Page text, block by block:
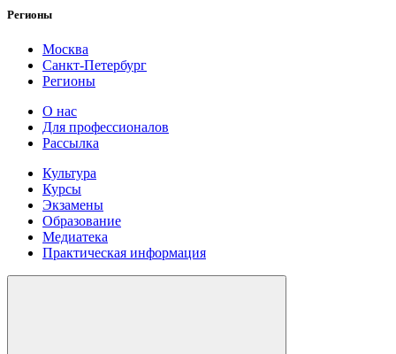
Регионы
Москва
Санкт-Петербург
Регионы
О нас
Для профессионалов
Рассылка
Культура
Курсы
Экзамены
Образование
Медиатека
Практическая информация